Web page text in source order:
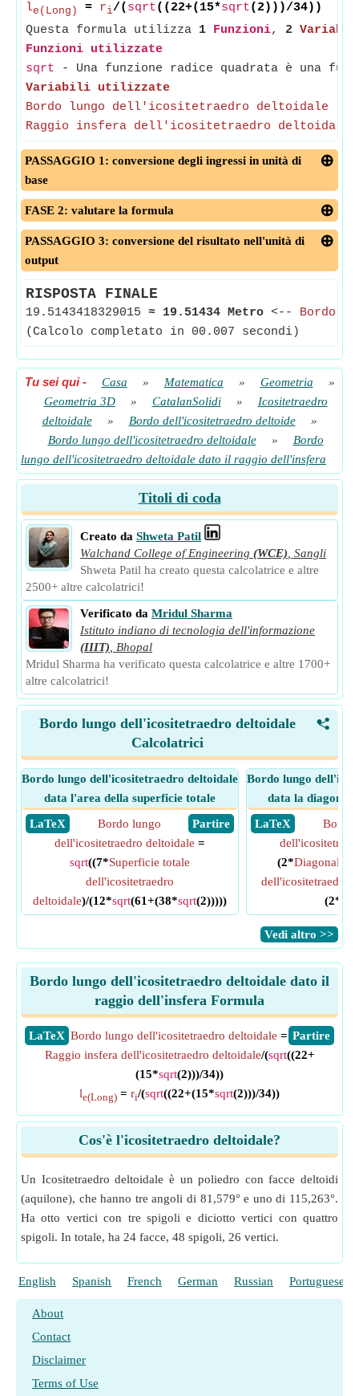
le(Long) = ri/( sqrt((22+(15*sqrt(2)))/34))
Questa formula utilizza 1 Funzioni, 2
Funzioni utilizzate
sqrt - Una funzione radice quadrata è una
Variabili utilizzate
Bordo lungo dell'icositetraedro deltoidale
Raggio insfera dell'icositetraedro deltoidale
PASSAGGIO 1: conversione degli ingressi in unità di
base
FASE 2: valutare la formula
PASSAGGIO 3: conversione del risultato nell'unità di
output
RISPOSTA FINALE
19.5143418329015 ≈ 19.51434 Metro <-- Bordo
(Calcolo completato in 00.007 secondi)
Tu sei qui- Casa » Matematica » Geometria
»
Geometria 3D
» CatalanSolidi »
Icositetraedro
deltoidale
» Bordo dell'icositetraedro deltoide
»
Bordo lungo dell'icositetraedro deltoidale
»
Bordo
lungo dell'icositetraedro deltoidale dato il raggio dell'insfera
Titoli di coda
Creato da Shweta Patil
Walchand College of Engineering (WCE) Sangli
Shweta Patil ha creato questa calcolatrice e altre
2500+ altre calcolatrici!
Verificato da Mridul Sharma
Istituto indiano di tecnologia dell'informazione
(IIIT)
Bhopal
Mridul Sharma ha verificato questa calcolatrice e altre 1700+
altre calcolatrici!
<
Bordo lungo dell'icositetraedro deltoidale
Calcolatrici
Bordo lungo dell'icositetraedro deltoidale
data l'area della superficie totale
​ LaTeX
​ Partire
Bordo lungo
dell'icositetraedro deltoidale =
sqrt((7*Superficie totale
dell'icositetraedro
deltoidale)/(12*sqrt(61+(38*sqrt(2)))))
Bordo lungo
data la
​ LaTeX
Bordo
(2*Diagonale
dell'icositetraedro
(2*
​Vedi altro >>
Bordo lungo dell'icositetraedro deltoidale dato il
raggio dell'insfera Formula
​LaTeX ​Partire
Bordo lungo dell'icositetraedro deltoidale =
Raggio insfera dell'icositetraedro deltoidale/(sqrt((22+
(15*sqrt(2)))/34))
le(Long) = ri/(sqrt((22+(15*sqrt(2)))/34))
Cos'è l'icositetraedro deltoidale?
Un Icositetraedro deltoidale è un poliedro con facce deltoidi
(aquilone), che hanno tre angoli di 81,579° e uno di 115,263°.
Ha otto vertici con tre spigoli e diciotto vertici con quattro
spigoli. In totale, ha 24 facce, 48 spigoli, 26 vertici.
English Spanish French German Russian Portuguese
About
Contact
Disclaimer
Terms of Use